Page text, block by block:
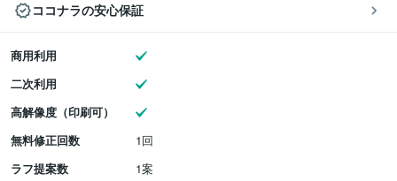
ココナラの安心保証
商用利用
二次利用
高解像度（印刷可）
無料修正回数
1回
ラフ提案数
1案